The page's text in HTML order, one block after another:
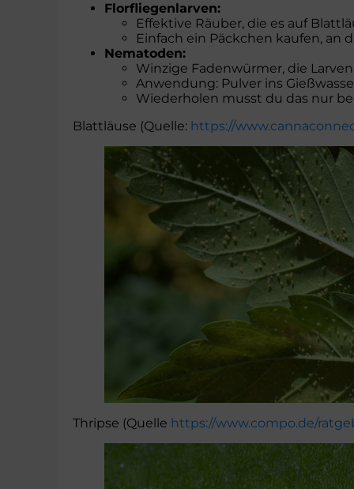
Florfliegenlarven:
Effektive Räuber, die es auf
Einfach ein Päckchen kaufen, an
Nematoden:
Winzige Fadenwürmer, die
Anwendung: Pulver ins
Wiederholen musst du das nur
Blattläuse (Quelle: https://
Thripse (Quelle https://www.compo.de/